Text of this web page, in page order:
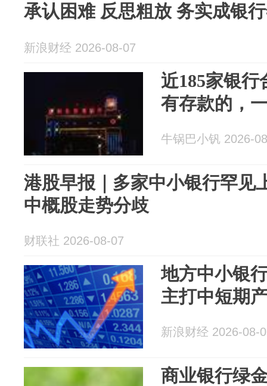
承认困难 反思粗放 务实成银
新浪财经 2026-08-07
近185家银
有存款的，
牛锅巴小钒 2026-
港股早报｜多家中小银行罕见
中概股走势分歧
财联社 2026-08-07
地方中小银
主打中短期
新浪财经 2026-08-
商业银行绿